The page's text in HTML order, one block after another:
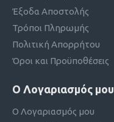
Έξοδα Αποστολής
Τρόποι Πληρωμής
Πολιτική Απορρήτου
Όροι και Προϋποθέσεις
Ο Λογαριασμός μου
Ο Λογαριασμός μου